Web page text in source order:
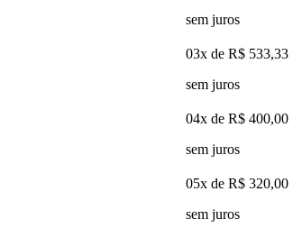
sem juros
03x de R$ 533,33
sem juros
04x de R$ 400,00
sem juros
05x de R$ 320,00
sem juros